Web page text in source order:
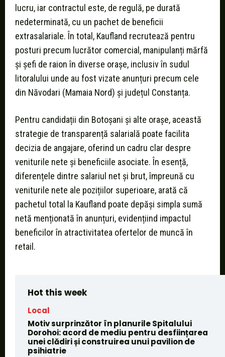
lucru, iar contractul este, de regulă, pe durată
nedeterminată, cu un pachet de beneficii
extrasalariale. În total, Kaufland recrutează pentru
posturi precum lucrător comercial, manipulanți mărfă
și șefi de raion în diverse orașe, inclusiv în sudul
litoralului unde au fost vizate anunțuri precum cele
din Năvodari (Mamaia Nord) și județul Constanța.
Pentru candidații din Botoșani și alte orașe, această
strategie de transparență salarială poate facilita
decizia de angajare, oferind un cadru clar despre
veniturile nete și beneficiile asociate. În esență,
diferențele dintre salariul net și brut, împreună cu
veniturile nete ale pozițiilor superioare, arată că
pachetul total la Kaufland poate depăși simpla sumă
netă menționată în anunțuri, evidențiind impactul
beneficilor în atractivitatea ofertelor de muncă în
retail.
Hot this week
Local
Motiv surprinzător în planurile Spitalului
Dorohoi: acord de mediu pentru desființarea
unei clădiri și construirea unui pavilion de
psihiatrie